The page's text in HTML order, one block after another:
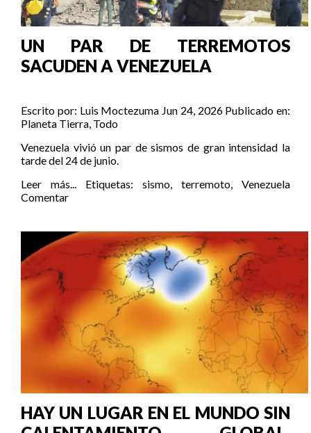
UN PAR DE TERREMOTOS
SACUDEN A VENEZUELA
Escrito por: Luis Moctezuma Jun 24, 2026 Publicado en:
Planeta Tierra, Todo
Venezuela vivió un par de sismos de gran intensidad la
tarde del 24 de junio.
Leer más...
Etiquetas: sismo, terremoto, Venezuela
Comentar
HAY UN LUGAR EN EL MUNDO SIN